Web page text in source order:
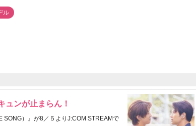
ル
ュンが止まらん！
SONG）』が8／５よりJ:COM STREAMで